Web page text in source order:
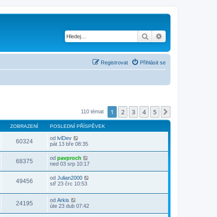
Hledat
Přihlásit se
Registrovat
110 témat 1 2 3 4 5
ZOBRAZENÍ POSLEDNÍ PŘÍSPĚVEK
60324 od lvlDev
pát 13 bře 08:35
68375 od pavproch
ned 03 srp 10:17
49456 od Julian2000
stř 23 črc 10:53
24195 od Arkis
úte 23 dub 07:42